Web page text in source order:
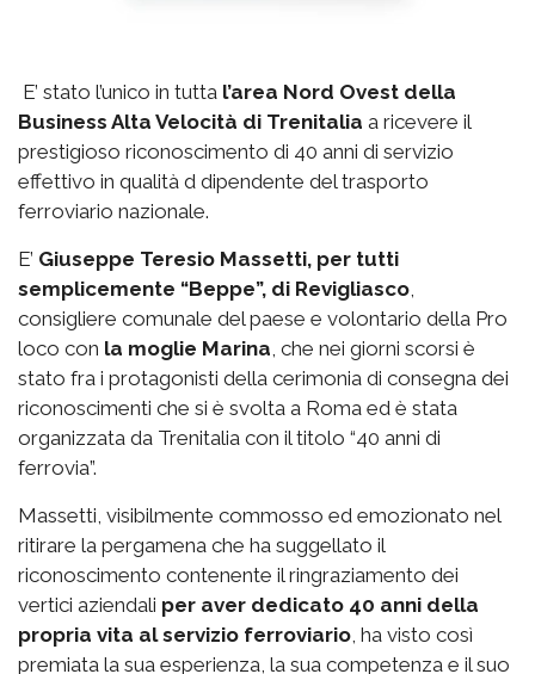
E’ stato l’unico in tutta l’area Nord Ovest della
Business Alta Velocità di Trenitalia a ricevere il
prestigioso riconoscimento di 40 anni di servizio
effettivo in qualità d dipendente del trasporto
ferroviario nazionale.
E’ Giuseppe Teresio Massetti, per tutti
semplicemente “Beppe”, di Revigliasco
consigliere comunale del paese e volontario della Pro
loco con la moglie Marina , che nei giorni scorsi è
stato fra i protagonisti della cerimonia di consegna dei
riconoscimenti che si è svolta a Roma ed è stata
organizzata da Trenitalia con il titolo “40 anni di
ferrovia”.
Massetti, visibilmente commosso ed emozionato nel
ritirare la pergamena che ha suggellato il
riconoscimento contenente il ringraziamento dei
vertici aziendali per aver dedicato 40 anni della
propria vita al servizio ferroviario , ha visto così
premiata la sua esperienza, la sua competenza e il suo